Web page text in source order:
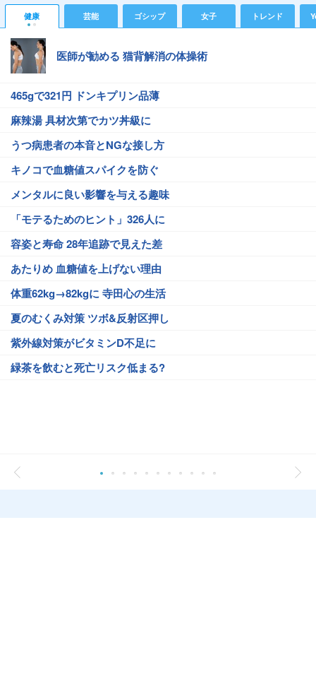
健康 芸能 ゴシップ 女子 トレンド
医師が勧める 猫背解消の体操術
465gで321円 ドンキプリン品薄
麻辣湯 具材次第でカツ丼級に
うつ病患者の本音とNGな接し方
キノコで血糖値スパイクを防ぐ
メンタルに良い影響を与える趣味
「モテるためのヒント」326人に
容姿と寿命 28年追跡で見えた差
あたりめ 血糖値を上げない理由
体重62kg→82kgに 寺田心の生活
夏のむくみ対策 ツボ&反射区押し
紫外線対策がビタミンD不足に
緑茶を飲むと死亡リスク低まる?